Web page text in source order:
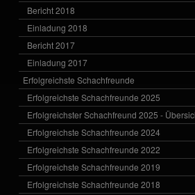
Bericht 2018
Einladung 2018
Bericht 2017
Einladung 2017
Erfolgreichste Schachfreunde
Erfolgreichste Schachfreunde 2025
Erfolgreichster Schachfreund 2025 -
Erfolgreichste Schachfreunde 2024
Erfolgreichste Schachfreunde 2022
Erfolgreichste Schachfreunde 2019
Erfolgreichste Schachfreunde 2018